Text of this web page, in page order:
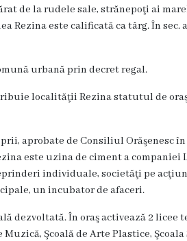
de la rudele sale, strănepoţi ai
Rezina este calificată ca târg. În sec.
urbană prin decret regal.
localităţii Rezina statutul de
aprobate de Consiliul Orăşenesc în
este uzina de ciment a companiei
individuale, societăţi pe
un incubator de afaceri.
dezvoltată. În oraş activează 2 licee
Şcoală de Arte Plastice, Şcoala